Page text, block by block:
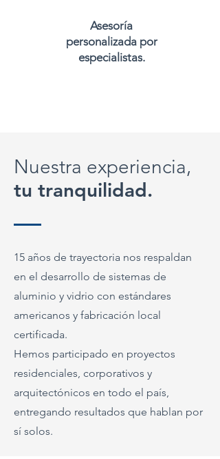
Asesoría
personalizada por
especialistas.
Nuestra experiencia,
tu tranquilidad.
15 años de trayectoria nos respaldan
en el desarrollo de sistemas de
aluminio y vidrio con estándares
americanos y fabricación local
certificada.
Hemos participado en proyectos
residenciales, corporativos y
arquitectónicos en todo el país,
entregando resultados que hablan por
sí solos.